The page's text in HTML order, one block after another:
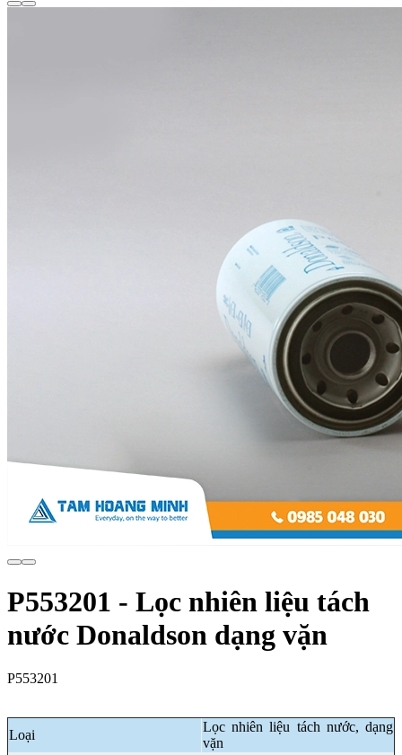
P553201 - Lọc nhiên liệu tách
nước Donaldson dạng vặn
P553201
Loại
Lọc nhiên liệu tách nước, dạng
vặn